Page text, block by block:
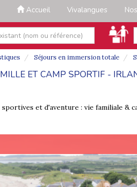
Accueil Vivalangues
Séjours en immersion totale
ET CAMP SPORTIF -
et d'aventure : vie familiale &